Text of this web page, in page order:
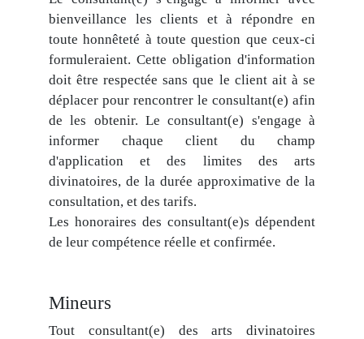
bienveillance les clients et à répondre en
toute honnêteté à toute question que ceux-ci
formuleraient. Cette obligation d'information
doit être respectée sans que le client ait à se
déplacer pour rencontrer le consultant(e) afin
de les obtenir. Le consultant(e) s'engage à
informer chaque client du champ
d'application et des limites des arts
divinatoires, de la durée approximative de la
consultation, et des tarifs.
Les honoraires des consultant(e)s dépendent
de leur compétence réelle et confirmée.
Mineurs
Tout consultant(e) des arts divinatoires